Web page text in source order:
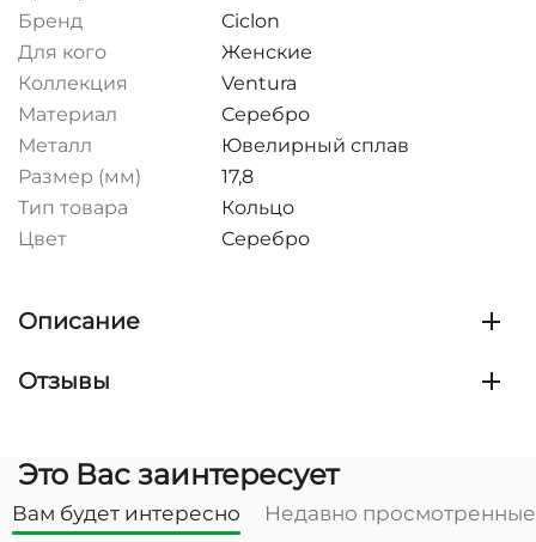
Бренд
Ciclon
Для кого
Женские
Коллекция
Ventura
Материал
Серебро
Металл
Ювелирный сплав
Размер (мм)
17,8
Тип товара
Кольцо
Цвет
Серебро
Описание
Отзывы
Это Вас заинтересует
Вам будет интересно Недавно просмотренные